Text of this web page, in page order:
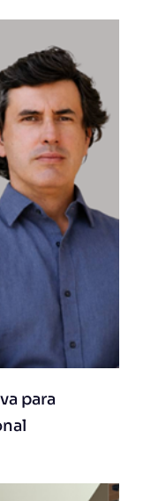
para